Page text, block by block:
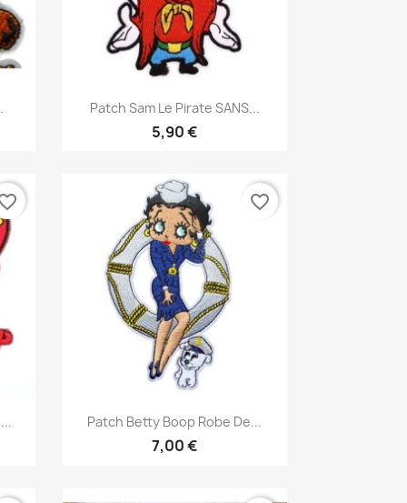
Aperçu rapide
Patch Sam Le Pirate SANS...
5,90 €
Aperçu rapide
Patch Betty Boop Robe De...
7,00 €
favorite_border